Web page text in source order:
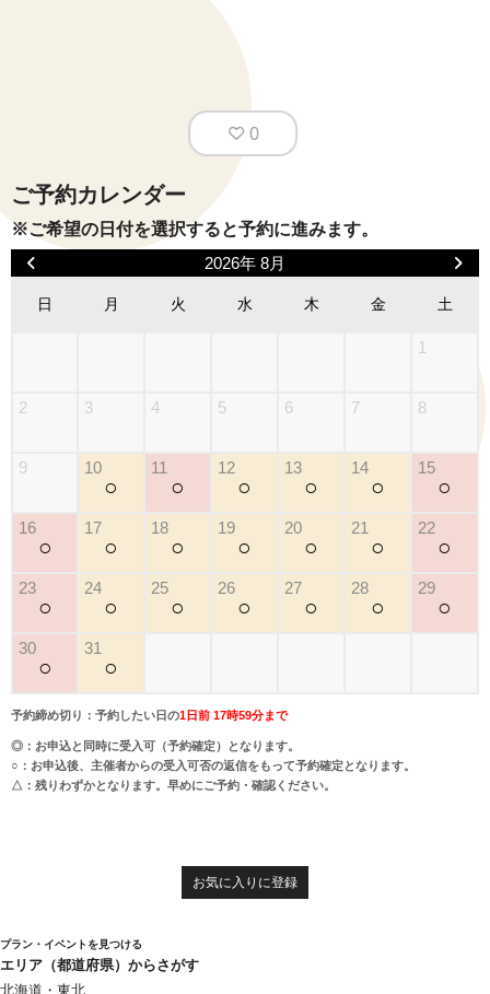
0
ご予約カレンダー
※ご希望の日付を選択すると予約に進みます。
2026年 8月
日 月 火 水 木 金 土
1
2 3 4 5 6 7 8
9 10
○
11
○
12
○
13
○
14
○
15
○
16
○
17
○
18
○
19
○
20
○
21
○
22
○
23
○
24
○
25
○
26
○
27
○
28
○
29
○
30
○
31
○
予約締め切り：予約したい日の1日前 17時59分まで
◎：お申込と同時に受入可（予約確定）となります。
○：お申込後、主催者からの受入可否の返信をもって予約確定となります。
△：残りわずかとなります。早めにご予約・確認ください。
お気に入りに登録
プラン・イベントを見つける
エリア（都道府県）からさがす
北海道・東北